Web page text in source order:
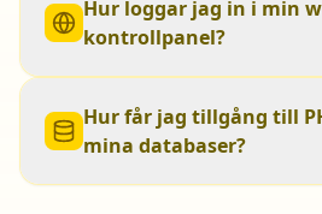
Hur loggar jag in i min
kontrollpanel?
Hur får jag tillgång till
mina databaser?